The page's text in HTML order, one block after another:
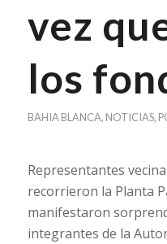
vez
los
BAHIA BLANCA, NOTICIAS,
Representantes
recorrieron la Planta
manifestaron
integrantes de la